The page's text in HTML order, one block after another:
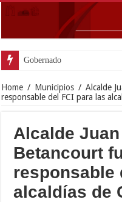
Gobernador Lacava y
Home / Municipios / Alcalde
responsable del FCI para las
Alcalde
Betancourt
responsable
alcaldías de